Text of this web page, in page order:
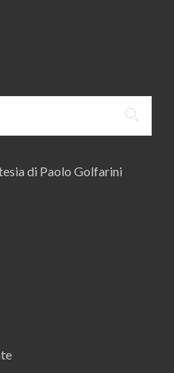
di Paolo Golfarini